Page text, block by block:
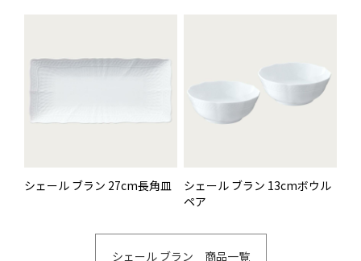
シェール ブラン 27cm長角皿
シェール ブラン 13cmボウル
ペア
シェール ブラン 商品一覧